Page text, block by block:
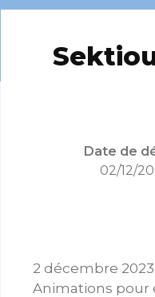
Date de
02/12/
2 décembre
Animations pour